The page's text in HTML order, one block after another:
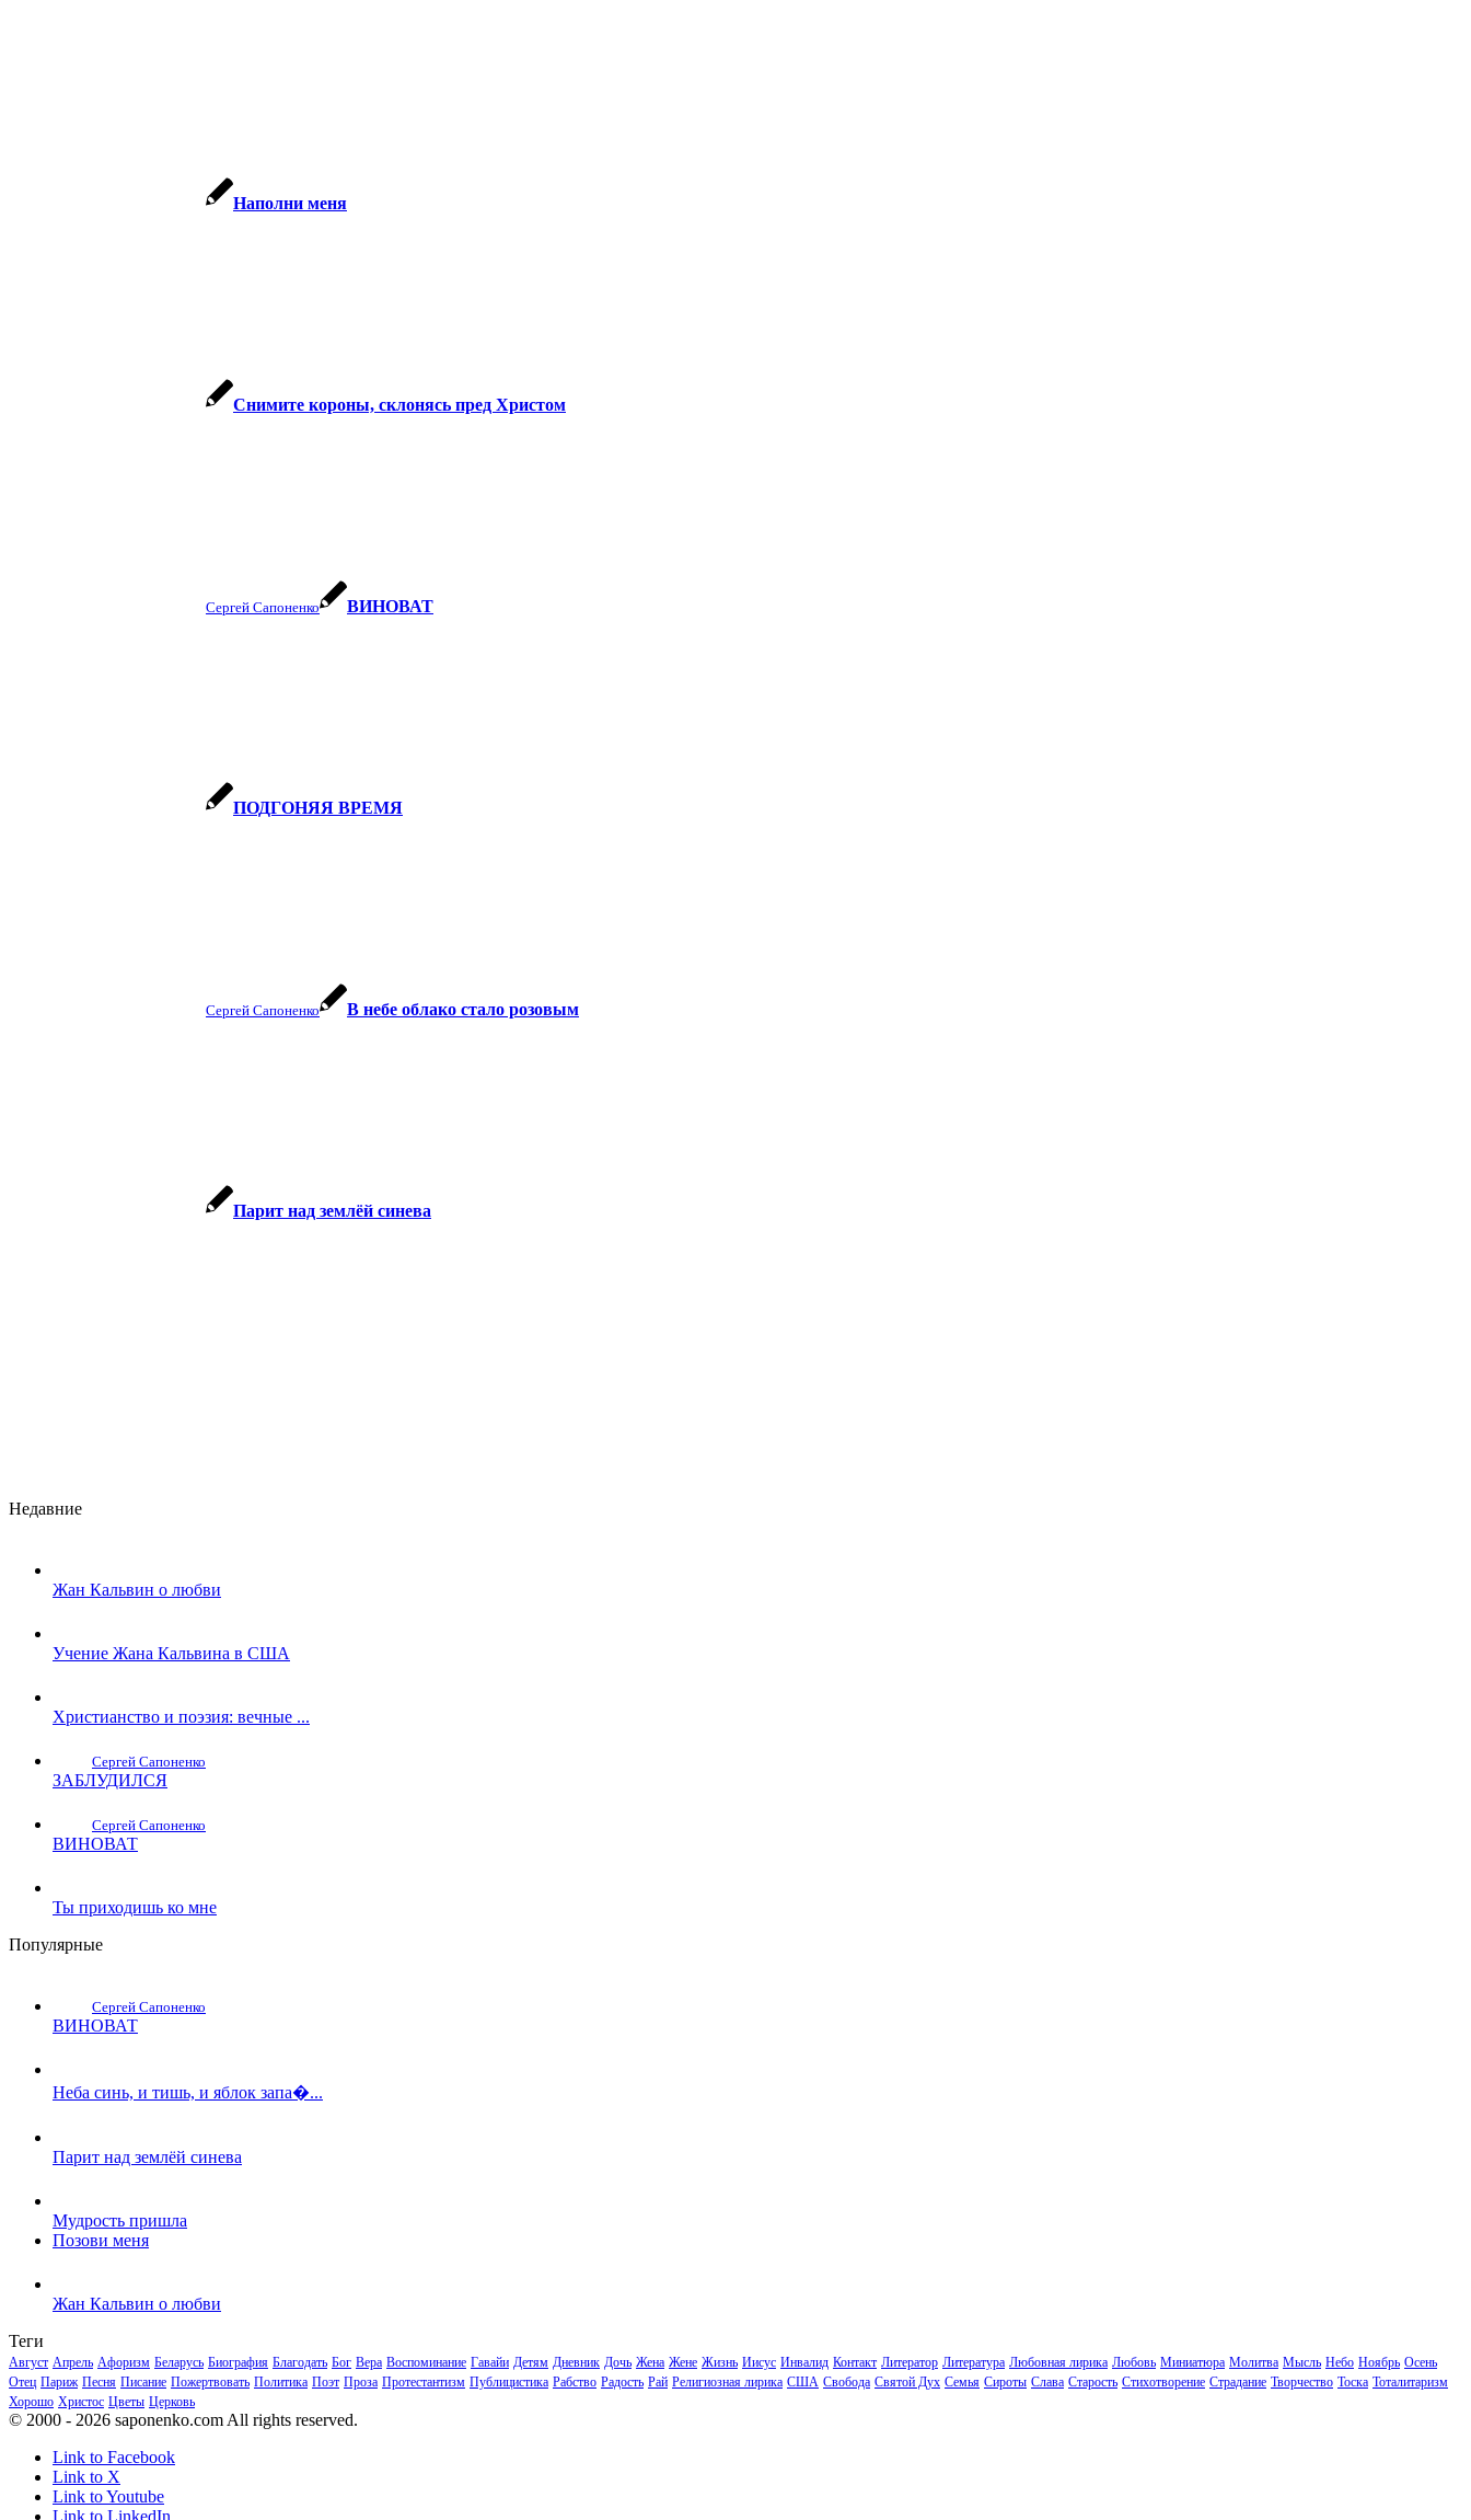
Наполни меня
Снимите короны, склонясь пред Христом
Сергей Сапоненко ВИНОВАТ
ПОДГОНЯЯ ВРЕМЯ
Сергей Сапоненко В небе облако стало розовым
Парит над землёй синева
Недавние
Жан Кальвин о любви
Учение Жана Кальвина в США
Христианство и поэзия: вечные ...
Сергей Сапоненко
ЗАБЛУДИЛСЯ
Сергей Сапоненко
ВИНОВАТ
Ты приходишь ко мне
Популярные
Сергей Сапоненко
ВИНОВАТ
Неба синь, и тишь, и яблок запа�...
Парит над землёй синева
Мудрость пришла
Позови меня
Жан Кальвин о любви
Теги
Август Апрель Афоризм Беларусь Биография Благодать Бог Вера Воспоминание Гавайи Детям Дневник Дочь Жена Жене Жизнь Иисус Инвалид Контакт Литератор Литература Любовная лирика Любовь Миниатюра Молитва Мысль Небо Ноябрь Осень
Отец Париж Песня Писание Пожертвовать Политика Поэт Проза Протестантизм Публицистика Рабство Радость Рай Религиозная лирика США Свобода Святой Дух Семья Сироты Слава Старость Стихотворение Страдание Творчество Тоска Тоталитаризм
Хорошо Христос Цветы Церковь
© 2000 - 2026 saponenko.com All rights reserved.
Link to Facebook
Link to X
Link to Youtube
Link to LinkedIn